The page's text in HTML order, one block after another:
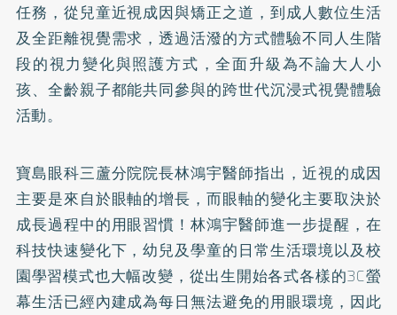
任務，從兒童近視成因與矯正之道，到成人數位生活
及全距離視覺需求，透過活潑的方式體驗不同人生階
段的視力變化與照護方式，全面升級為不論大人小
孩、全齡親子都能共同參與的跨世代沉浸式視覺體驗
活動。
寶島眼科三蘆分院院長林鴻宇醫師指出，近視的成因
主要是來自於眼軸的增長，而眼軸的變化主要取決於
成長過程中的用眼習慣！林鴻宇醫師進一步提醒，在
科技快速變化下，幼兒及學童的日常生活環境以及校
園學習模式也大幅改變，從出生開始各式各樣的3C螢
幕生活已經內建成為每日無法避免的用眼環境，因此